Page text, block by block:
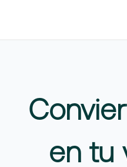
en tu